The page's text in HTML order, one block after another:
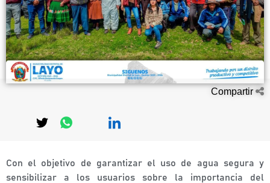
Compartir
Con el objetivo de garantizar el uso de agua segura y
sensibilizar a los usuarios sobre la importancia del